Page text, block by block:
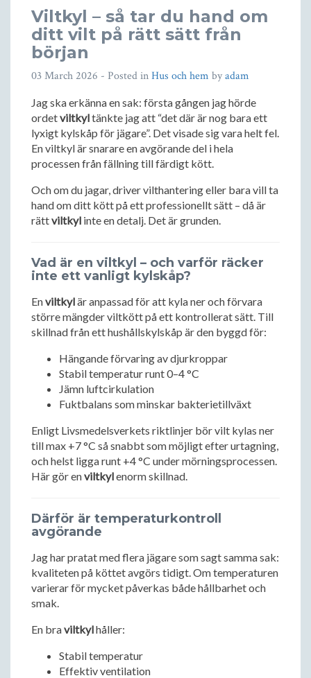
Viltkyl – så tar du hand om
ditt vilt på rätt sätt från
början
03 March 2026 - Posted inHus och hem byadam
Jag ska erkänna en sak: första gången jag hörde
ordetviltkyltänkte jag att “det där är nog bara ett
lyxigt kylskåp för jägare”. Det visade sig vara helt fel.
En viltkyl är snarare en avgörande del i hela
processen från fällning till färdigt kött.
Och om du jagar, driver vilthantering eller bara vill ta
hand om ditt kött på ett professionellt sätt – då är
rättviltkyl inte en detalj. Det är grunden.
Vad är en viltkyl – och varför räcker
inte ett vanligt kylskåp?
Enviltkylär anpassad för att kyla ner och förvara
större mängder viltkött på ett kontrollerat sätt. Till
skillnad från ett hushållskylskåp är den byggd för:
Hängande förvaring av djurkroppar
Stabil temperatur runt 0–4 °C
Jämn luftcirkulation
Fuktbalans som minskar bakterietillväxt
Enligt Livsmedelsverkets riktlinjer bör vilt kylas ner
till max +7 °C så snabbt som möjligt efter urtagning,
och helst ligga runt +4 °C under mörningsprocessen.
Här gör enviltkylenorm skillnad.
Därför är temperaturkontroll
avgörande
Jag har pratat med flera jägare som sagt samma sak:
kvaliteten på köttet avgörs tidigt. Om temperaturen
varierar för mycket påverkas både hållbarhet och
smak.
En braviltkylhåller:
Stabil temperatur
Effektiv ventilation